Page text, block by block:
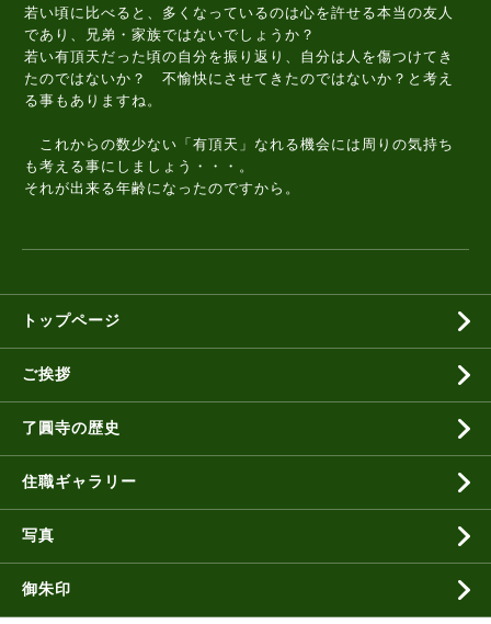
若い頃に比べると、多くなっているのは心を許せる本当の友人
であり、兄弟・家族ではないでしょうか？
若い有頂天だった頃の自分を振り返り、自分は人を傷つけてき
たのではないか？ 不愉快にさせてきたのではないか？と考え
る事もありますね。
これからの数少ない「有頂天」なれる機会には周りの気持ち
も考える事にしましょう・・・。
それが出来る年齢になったのですから。
トップページ
ご挨拶
了圓寺の歴史
住職ギャラリー
写真
御朱印